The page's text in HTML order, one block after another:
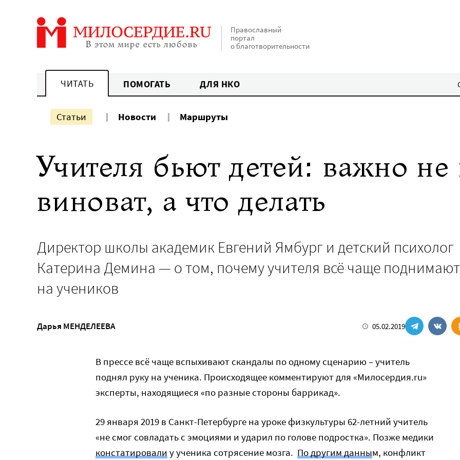
Православный
портал
о благотворительности
ЧИТАТЬ ПОМОГАТЬ ДЛЯ НКО
Статьи Новости Маршруты
Учителя бьют детей: важно не
виноват, а что делать
Директор школы академик Евгений Ямбург и детский психолог
Катерина Демина — о том, почему учителя всё чаще
на учеников
Дарья МЕНДЕЛЕЕВА 05.02.2019
В прессе всё чаще вспыхивают скандалы по одному сценарию – учитель
поднял руку на ученика. Происходящее комментируют для «Милосердия.ru»
эксперты, находящиеся «по разные стороны баррикад».
29 января 2019 в Санкт-Петербурге на уроке физкультуры 62-летний учитель
«не смог совладать с эмоциями и ударил по голове подростка». Позже медики
констатировалиу ученика сотрясение мозга. По другим данным, конфликт